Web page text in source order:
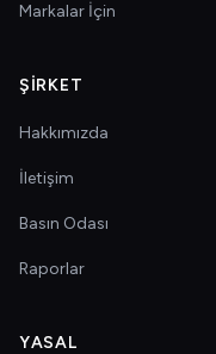
Markalar İçin
ŞIRKET
Hakkımızda
İletişim
Basın Odası
Raporlar
YASAL